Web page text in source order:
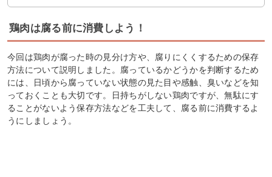
鶏肉は腐る前に消費しよう！
今回は鶏肉が腐った時の見分け方や、腐りにくくするための保存
方法について説明しました。腐っているかどうかを判断するため
には、日頃から腐っていない状態の見た目や感触、臭いなどを知
っておくことも大切です。日持ちがしない鶏肉ですが、無駄にす
ることがないよう保存方法などを工夫して、腐る前に消費するよ
うにしましょう。